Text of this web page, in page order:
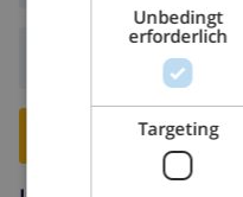
Abreise:
Unbedingt
erforderlich
Targeting